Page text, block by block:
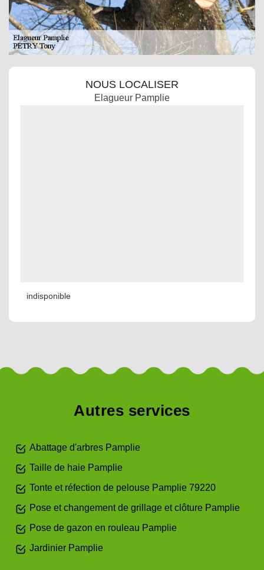
NOUS LOCALISER
Elagueur Pamplie
indisponible
Autres services
Abattage d'arbres Pamplie
Taille de haie Pamplie
Tonte et réfection de pelouse Pamplie 79220
Pose et changement de grillage et clôture Pamplie
Pose de gazon en rouleau Pamplie
Jardinier Pamplie